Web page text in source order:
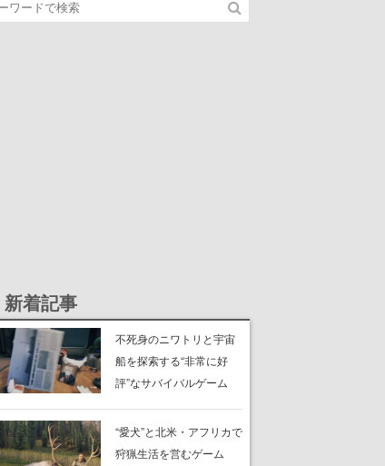
新着記事
不死身のニワトリと宇宙
船を探索する“非常に好
評”なサバイバルゲーム
配布中。入手できる期間
は8月10日まで
“愛犬”と北米・アフリカで
狩猟生活を営むゲーム